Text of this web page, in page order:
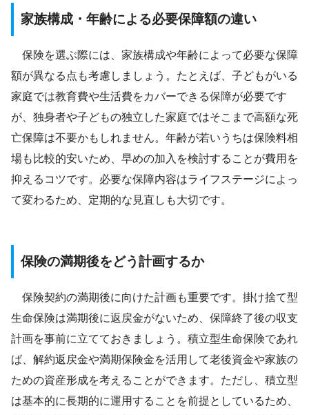
家族構成・年齢による必要保障額の違い
保険を選ぶ際には、家族構成や年齢によって必要な保障
額が異なる点も考慮しましょう。たとえば、子どもがいる
家庭では教育費や生活費をカバーできる保障が必要です
が、独身者や子どもの独立した家庭ではそこまで高額な死
亡保障は不要かもしれません。年齢が若いうちは保険料相
場も比較的安いため、早めの加入を検討することが費用を
抑えるコツです。必要な保障内容はライフステージによっ
て変わるため、定期的な見直しも大切です。
保険の満期後をどう計画するか
保険契約の満期後に向けた計画も重要です。掛け捨て型
生命保険は満期後に返戻金がないため、保障終了後の収支
計画を事前に立てておきましょう。積立型生命保険であれ
ば、解約返戻金や満期保険金を活用して老後資金や家族の
ための資産形成を考えることができます。ただし、積立型
は基本的に長期的に運用することを前提としているため、